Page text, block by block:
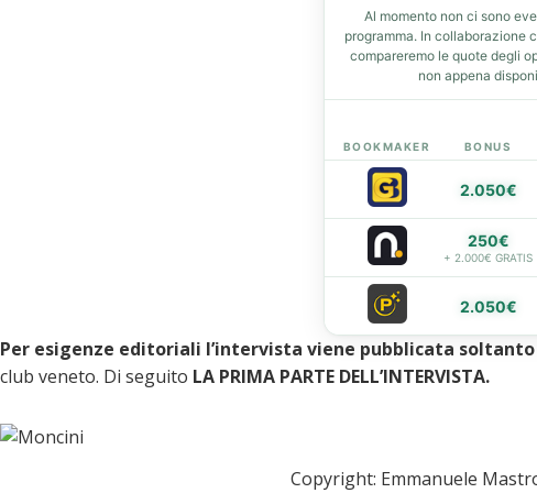
Al momento non ci sono
programma. In collaborazione
compareremo le quote degli
non appena
BOOKMAKER BONUS
2.050€
250€
+ 2.000€ GRATIS
2.050€
Per esigenze editoriali l’intervista viene pubblicata
club veneto. Di seguito LA PRIMA PARTE DELL’INTERVISTA.
Copyright: Emmanuele